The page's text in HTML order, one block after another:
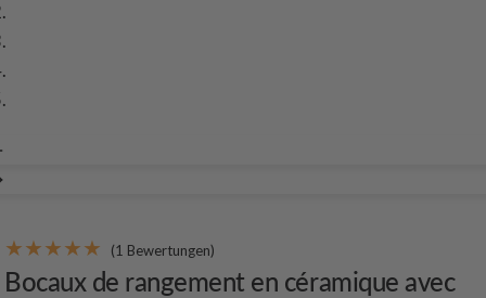
(1 Bewertungen)
Bocaux de rangement en céramique avec